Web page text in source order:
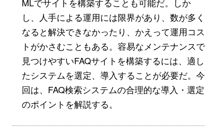
し、人手による運用には限界があり、数が多く
なると解決できなかったり、かえって運用コス
トがかさむこともある。容易なメンテナンスで
見つけやすいFAQサイトを構築するには、適し
たシステムを選定、導入することが必要だ。今
回は、FAQ検索システムの合理的な導入・選定
のポイントを解説する。